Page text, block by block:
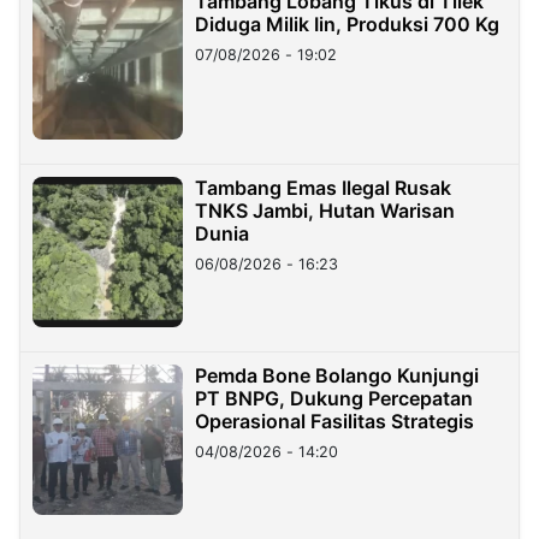
Diduga Milik Iin, Produksi 700 Kg
07/08/2026 - 19:02
Tambang Emas Ilegal Rusak
TNKS Jambi, Hutan Warisan
Dunia
06/08/2026 - 16:23
Pemda Bone Bolango Kunjungi
PT BNPG, Dukung Percepatan
Operasional Fasilitas Strategis
04/08/2026 - 14:20